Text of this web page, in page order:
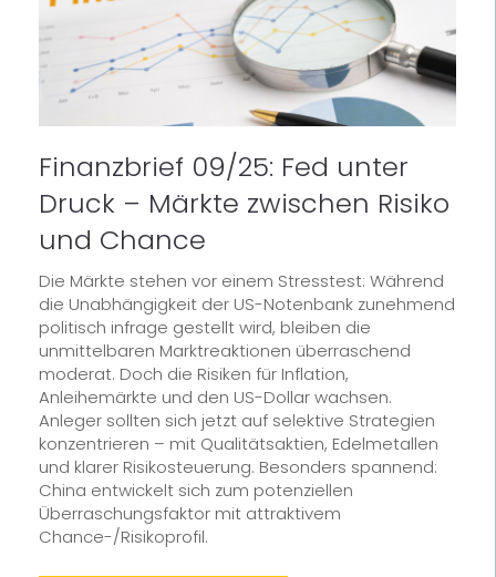
Finanzbrief 09/25: Fed unter
Druck – Märkte zwischen Risiko
und Chance
Die Märkte stehen vor einem Stresstest: Während
die Unabhängigkeit der US-Notenbank zunehmend
politisch infrage gestellt wird, bleiben die
unmittelbaren Marktreaktionen überraschend
moderat. Doch die Risiken für Inflation,
Anleihemärkte und den US-Dollar wachsen.
Anleger sollten sich jetzt auf selektive Strategien
konzentrieren – mit Qualitätsaktien, Edelmetallen
und klarer Risikosteuerung. Besonders spannend:
China entwickelt sich zum potenziellen
Überraschungsfaktor mit attraktivem
Chance-/Risikoprofil.